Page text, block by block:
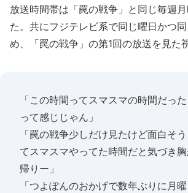
放送時間帯は「罠の戦争」と同じ毎週
た。共にフジテレビ系で同じ曜日かつ
め、「罠の戦争」の第1回の放送を見た
「この時間ってスマスマの時間だっ
って感じじゃん」
「罠の戦争少しだけ見たけど面白そ
てスマスマやってた時間だと気づき
帰りー」
「つよぽんのおかげで数年ぶりに月